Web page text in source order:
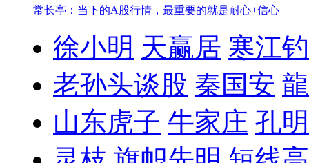
常长亭：当下的A股行情，最重要的就是耐心+信心
徐小明 天赢居 寒江
老孙头谈股 秦国安
山东虎子 牛家庄 孔